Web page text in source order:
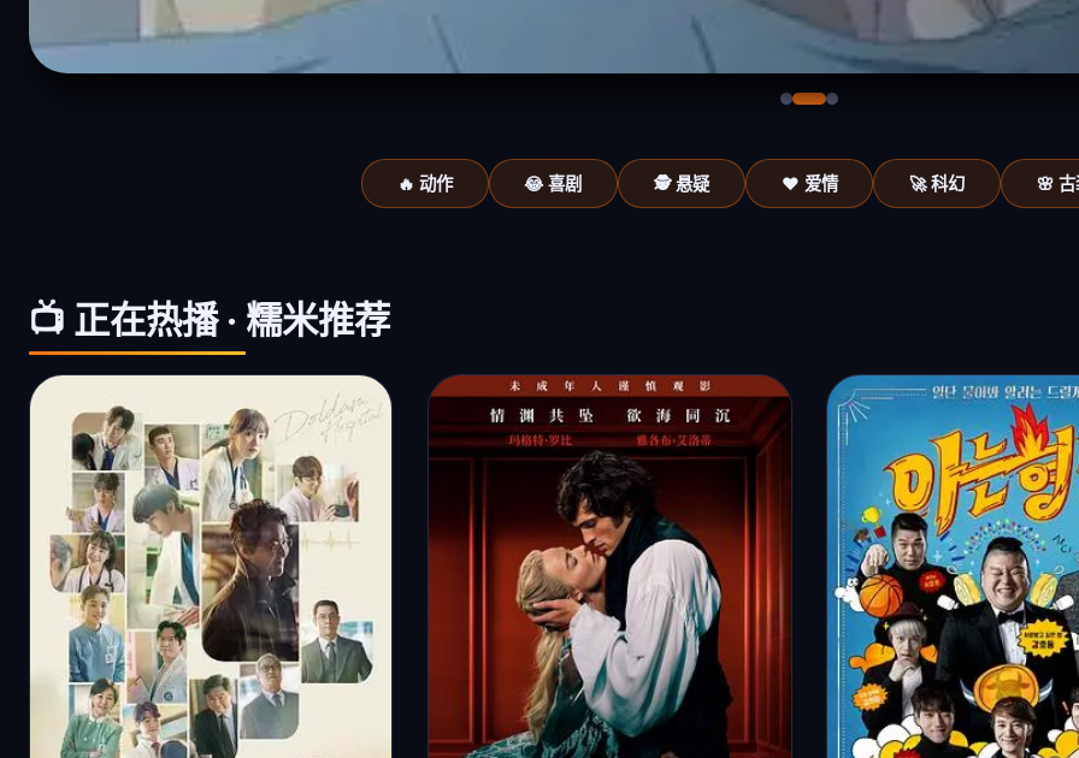
🔥 动作 😂 喜剧 🕵️ 悬疑 ❤️ 爱情 🚀 科幻 🌸 古
📺 正在热播 · 糯米推荐